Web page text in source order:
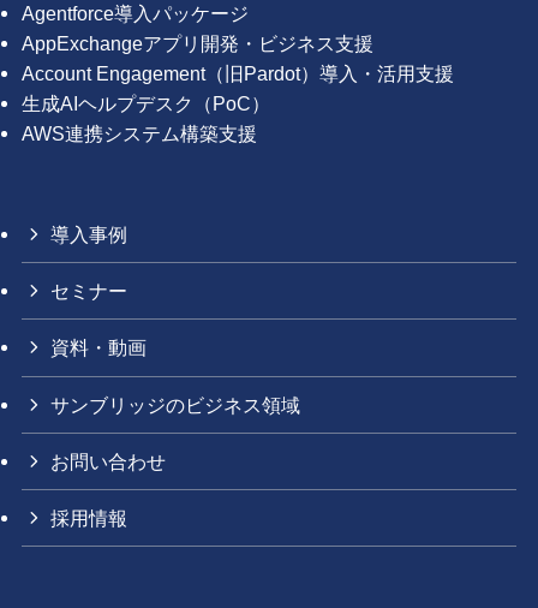
Agentforce導入パッケージ
AppExchangeアプリ開発・ビジネス支援
Account Engagement（旧Pardot）導入・活用支援
生成AIヘルプデスク（PoC）
AWS連携システム構築支援
導入事例
セミナー
資料・動画
サンブリッジのビジネス領域
お問い合わせ
採用情報